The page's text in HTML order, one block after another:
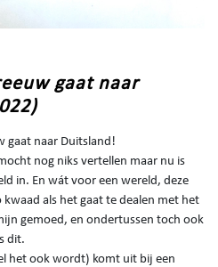
gaat naar
gaat naar Duitsland!
nog niks vertellen maar nu is
in. En wát voor een wereld, deze
als het gaat te dealen met het
gemoed, en ondertussen toch ook
dit.
het ook wordt) komt uit bij een